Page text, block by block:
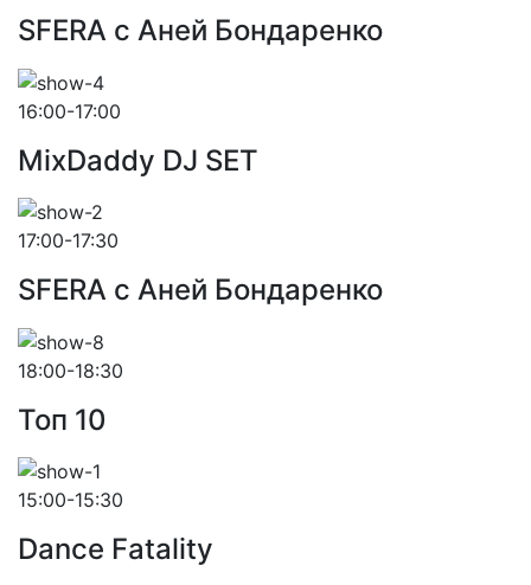
SFERA с Аней Бондаренко
16:00-17:00
MixDaddy DJ SET
17:00-17:30
SFERA с Аней Бондаренко
18:00-18:30
Toп 10
15:00-15:30
Dance Fatality